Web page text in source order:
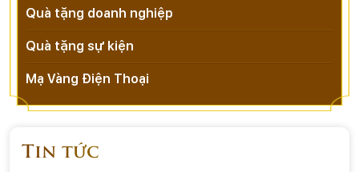
Quà tặng doanh nghiệp
Quà tặng sự kiện
Mạ Vàng Điện Thoại
Tin tức